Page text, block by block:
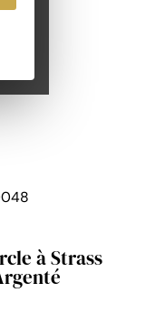
à Strass